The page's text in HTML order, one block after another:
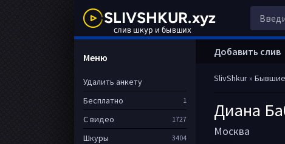
SlivShkur» Бывшие
Диана
Москва
Добавить слив
Меню
Удалить анкету
Бесплатно
1
С видео 1727
Шкуры 3404